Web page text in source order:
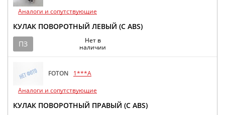
Аналоги и сопутствующие
КУЛАК ПОВОРОТНЫЙ ЛЕВЫЙ (С ABS)
ПЗ
Нет в
наличии
FOTON
1***A
Аналоги и сопутствующие
КУЛАК ПОВОРОТНЫЙ ПРАВЫЙ (С ABS)